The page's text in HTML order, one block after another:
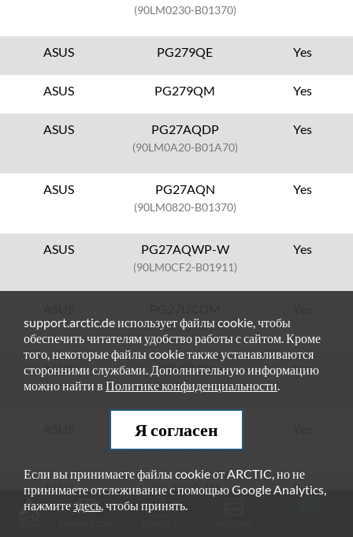
(90LM0230-B01370)
ASUS PG279QE Yes
ASUS PG279QM Yes
ASUS PG27AQDP
(90LM0A20-B01A70)
Yes
ASUS PG27AQN
(90LM0820-B01370)
Yes
ASUS PG27AQWP-W
(90LM0CF2-B01911)
Yes
(90LM0B30-B01971)
ASUS PG27VQ
(90LM03N3-B01370)
Yes
PG329Q
(90LM06L0-B01170)
ASUS PG329Q-W
(90LM06L2-B01170)
Yes
support.arctic.de использует файлы cookie, чтобы
обеспечить читателям удобство работы с сайтом. Кроме
того, некоторые файлы cookie также устанавливаются
сторонними службами. Дополнительную информацию
можно найти в Политике конфиденциальности.
Я согласен
Если вы принимаете файлы cookie от ARCTIC, но не
принимаете отслеживание с помощью Google Analytics,
нажмитездесь, чтобы принять.